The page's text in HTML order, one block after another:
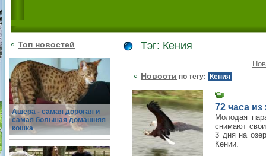
Топ новостей
Ашера - самая дорогая и
самая большая домашняя
кошка
Тэг: Кения
Новости по тегу: Кения
72 часа
Молодая
снимают
3 дня на
Кении.